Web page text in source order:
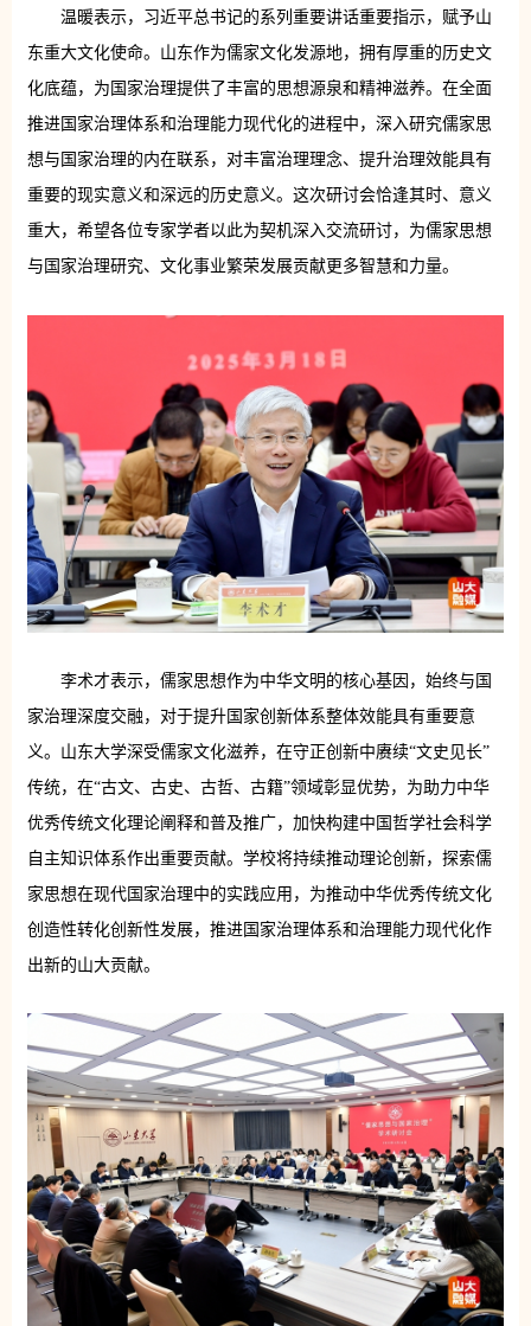
温暖表示，习近平总书记的系列重要讲话重要指示，赋予山
东重大文化使命。山东作为儒家文化发源地，拥有厚重的历史文
化底蕴，为国家治理提供了丰富的思想源泉和精神滋养。在全面
推进国家治理体系和治理能力现代化的进程中，深入研究儒家思
想与国家治理的内在联系，对丰富治理理念、提升治理效能具有
重要的现实意义和深远的历史意义。这次研讨会恰逢其时、意义
重大，希望各位专家学者以此为契机深入交流研讨，为儒家思想
与国家治理研究、文化事业繁荣发展贡献更多智慧和力量。
李术才表示，儒家思想作为中华文明的核心基因，始终与国
家治理深度交融，对于提升国家创新体系整体效能具有重要意
义。山东大学深受儒家文化滋养，在守正创新中赓续“文史见长”
传统，在“古文、古史、古哲、古籍”领域彰显优势，为助力中华
优秀传统文化理论阐释和普及推广，加快构建中国哲学社会科学
自主知识体系作出重要贡献。学校将持续推动理论创新，探索儒
家思想在现代国家治理中的实践应用，为推动中华优秀传统文化
创造性转化创新性发展，推进国家治理体系和治理能力现代化作
出新的山大贡献。